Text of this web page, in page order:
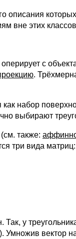
которых
вне этих
с
.
набор
выбирают
(см. также:
три вида матриц:
у
Умножив вектор